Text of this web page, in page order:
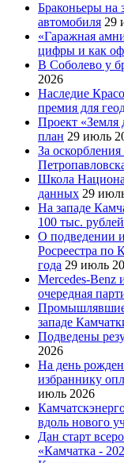
Браконьеры на
автомобиля 29
«Гаражная
цифры и как
В Соболево у
2026
Наследие
премия для
Проект «Земля
план 29 июль
За
Школа
данных 29
На западе
100 тыс. рублей
О подведении
Росреестра по
года 29 июль
Mercedes-Benz
очередная
Промышлявшие
западе
Подведены
2026
На день
избраннику
июль 2026
вдоль нового
Дан старт
«Камчатка -